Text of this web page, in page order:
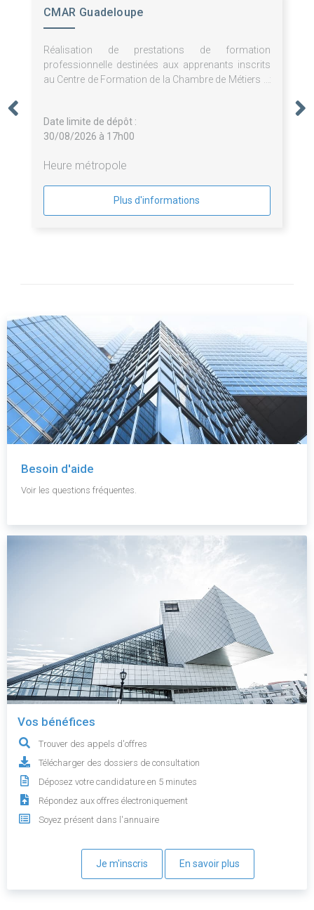
CMAR Guadeloupe
Réalisation de prestations de formation
professionnelle destinées aux apprenants inscrits
au Centre de Formation de la Chambre de Métiers et
Date limite de dépôt :
30/08/2026 à 17h00
Heure métropole
Plus d'informations
Besoin d'aide
Voir les questions fréquentes.
Vos bénéfices
Trouver des appels d'offres
Télécharger des dossiers de consultation
Déposez votre candidature en 5 minutes
Répondez aux offres électroniquement
Soyez présent dans l'annuaire
Je m'inscris En savoir plus